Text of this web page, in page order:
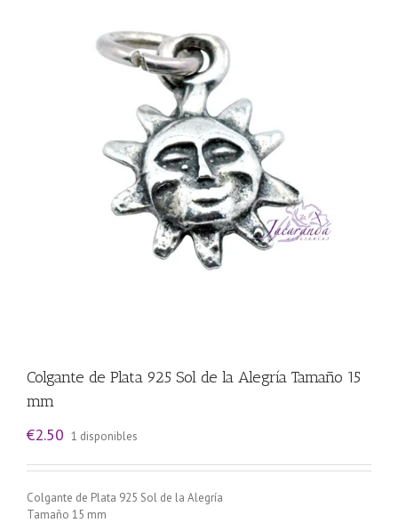
Colgante de Plata 925 Sol de la Alegría Tamaño 15
mm
€2.50 1 disponibles
Colgante de Plata 925 Sol de la Alegría
Tamaño 15 mm